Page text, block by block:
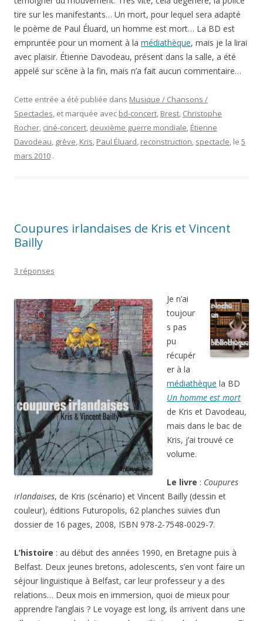
tire sur les manifestants… Un mort, pour lequel sera adapté
le poème de Paul Éluard, un homme est mort… La BD est
empruntée pour un moment à la médiathèque, mais je la lirai
avec plaisir. Étienne Davodeau, présent dans la salle, a été
appelé sur scène à la fin, mais n’a fait aucun commentaire…
Cette entrée a été publiée dans Musique / Chansons /
Spectacles, et marquée avec bd-concert, Brest, Christophe
Rocher, ciné-concert, deuxième guerre mondiale, Étienne
Davodeau, grève, Kris, Paul Éluard, reconstruction, spectacle, le 5
mars 2010 .
Coupures irlandaises de Kris et Vincent
Bailly
3 réponses
Je n’ai
toujour
s pas
pu
récupér
er à la
médiathèque la BD
Un homme est mort
de Kris et Davodeau,
mais dans le bac de
Kris, j’ai trouvé ce
volume.
Le livre : Coupures
irlandaises, de Kris (scénario) et Vincent Bailly (dessin et
couleur), éditions Futuropolis, 62 planches suivies d’un
dossier de 16 pages, 2008, ISBN 978-2-7548-0029-7.
L’histoire : au début des années 1990, en Bretagne puis à
Belfast. Deux jeunes bretons, adolescents, s’en vont faire un
séjour linguistique à Belfast, car leur professeur y a des
relations… Deux mois en immersion, quoi de mieux pour
apprendre l’anglais ? Le voyage est long, ils arrivent dans une